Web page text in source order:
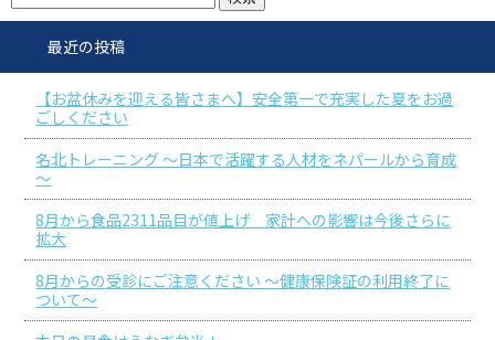
最近の投稿
【お盆休みを迎える皆さまへ】安全第一で充実した夏をお過
ごしください
名北トレーニング ～日本で活躍する人材をネパールから育成
～
8月から食品2311品目が値上げ 家計への影響は今後さらに
拡大
8月からの受診にご注意ください ～健康保険証の利用終了に
ついて～